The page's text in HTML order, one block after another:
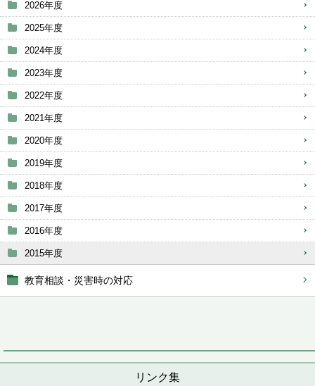
2026年度
2025年度
2024年度
2023年度
2022年度
2021年度
2020年度
2019年度
2018年度
2017年度
2016年度
2015年度
教育相談・災害時の対応
リンク集